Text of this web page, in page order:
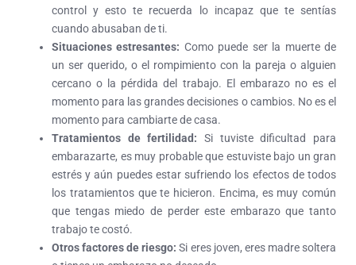
control y esto te recuerda lo incapaz que te sentías
cuando abusaban de ti.
Situaciones estresantes: Como puede ser la muerte de
un ser querido, o el rompimiento con la pareja o alguien
cercano o la pérdida del trabajo. El embarazo no es el
momento para las grandes decisiones o cambios. No es el
momento para cambiarte de casa.
Tratamientos de fertilidad: Si tuviste dificultad para
embarazarte, es muy probable que estuviste bajo un gran
estrés y aún puedes estar sufriendo los efectos de todos
los tratamientos que te hicieron. Encima, es muy común
que tengas miedo de perder este embarazo que tanto
trabajo te costó.
Otros factores de riesgo: Si eres joven, eres madre soltera